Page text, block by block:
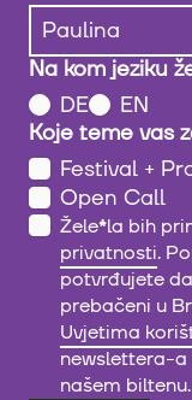
Na kom jeziku
DE
EN
Koje teme vas
Festival +
Open Call
Žele*la bih
privatnosti.
potvrđujete
prebačeni u
Uvjetima
newslettera-a
našem biltenu.